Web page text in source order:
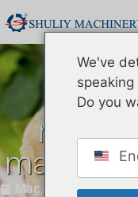
makan
Mac 5, 2024
We've
Do you